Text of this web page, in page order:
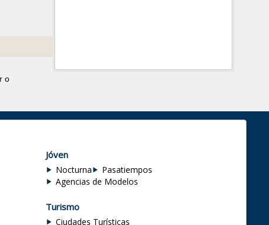
o
Jóven
Nocturna
Pasatiempos
Agencias de Modelos
Turismo
Ciudades Turísticas